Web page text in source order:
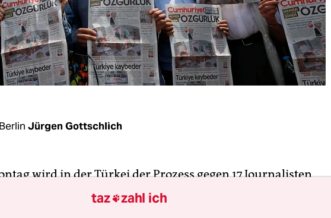
Jürgen Gottschlich
wird in der Türkei der Prozess gegen 17 Journalisten
der linksliberalen Tageszeitung
anders als zum Prozess­auftakt am 24. Juli findet die
taz zahl ich